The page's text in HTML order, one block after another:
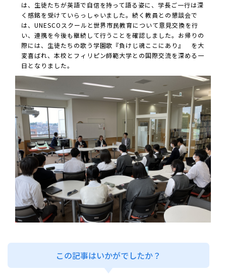
は、生徒たちが英語で自信を持って語る姿に、学長ご一行は深
く感銘を受けていらっしゃいました。続く教員との懇談会で
は、UNESCOスクールと世界市民教育について意見交換を行
い、連携を今後も継続して行うことを確認しました。お帰りの
際には、生徒たちの歌う学園歌『負けじ魂ここにあり』 を大
変喜ばれ、本校とフィリピン師範大学との国際交流を深める一
日となりました。
この記事はいかがでしたか？